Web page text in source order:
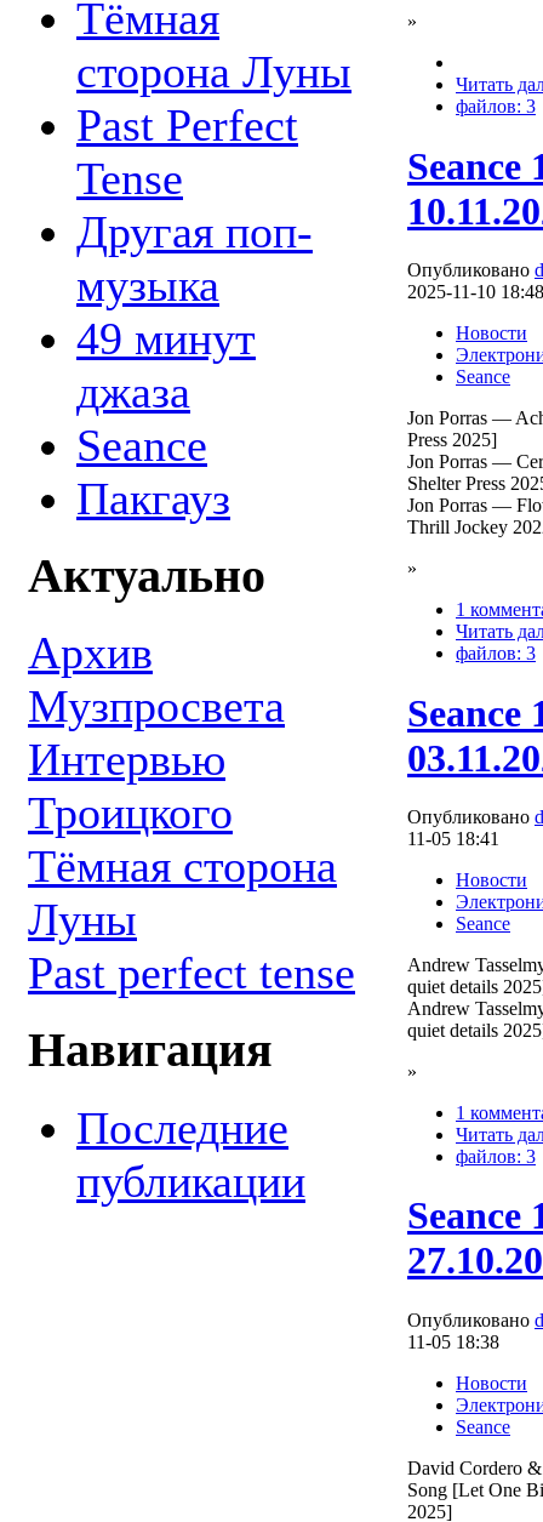
Тёмная
сторона Луны
Past Perfect
Tense
Другая поп-
музыка
49 минут
джаза
Seance
Пакгауз
Актуально
Архив
Музпросвета
Интервью
Троицкого
Тёмная сторона
Луны
Past perfect tense
Навигация
Последние
публикации
»
Читать
файлов: 3
Seance
Опубликовано
2025-11-10 18:48
Новости
Seance
Jon Porras —
Press 2025]
Jon Porras —
Shelter Press
Jon Porras —
Thrill Jockey
»
1
Читать
файлов: 3
Seance
Опубликовано
11-05 18:41
Новости
Seance
Andrew
quiet details
Andrew
quiet details
»
1
Читать
файлов: 3
Seance
Опубликовано
11-05 18:38
Новости
Seance
David Cordero
Song [Let One
2025]